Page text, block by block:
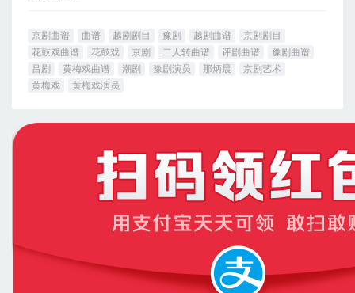
京剧曲谱 曲谱 越剧剧目 豫剧 越剧曲谱
京剧剧目
花鼓戏曲谱
花鼓戏 京剧 二人转曲谱 评剧曲谱
豫剧曲谱
吕剧
黄梅戏曲谱 潮剧 豫剧演员 那炳晨
京剧艺术
黄梅戏
黄梅戏演员